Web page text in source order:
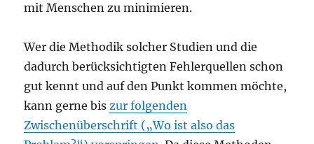
mit Menschen zu minimieren.
Wer die Methodik solcher Studien und die
dadurch berücksichtigten Fehlerquellen schon
gut kennt und auf den Punkt kommen möchte,
kann gerne biszur folgenden
Zwischenüberschrift („Wo ist also das